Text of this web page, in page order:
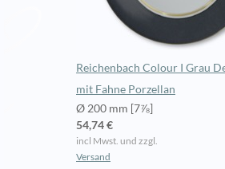
Reichenbach Colour I Grau
mit Fahne Porzellan
Ø 200 mm [7⅞]
54,74 €
incl Mwst. und zzgl.
Versand